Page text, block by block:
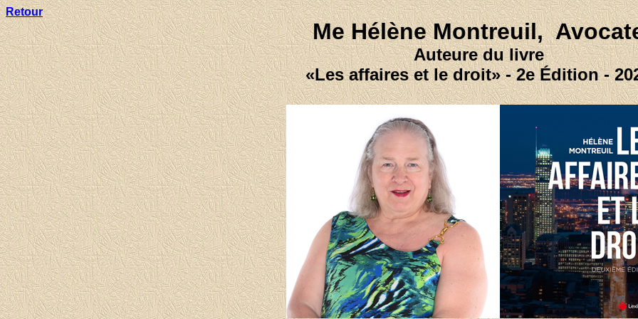
Retour
Me Hélène Montreuil,
Auteure du livre
«Les affaires et le droit» - 2e Édition -